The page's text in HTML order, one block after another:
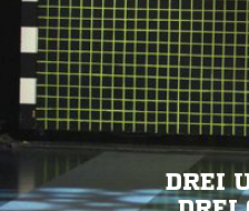
DREI